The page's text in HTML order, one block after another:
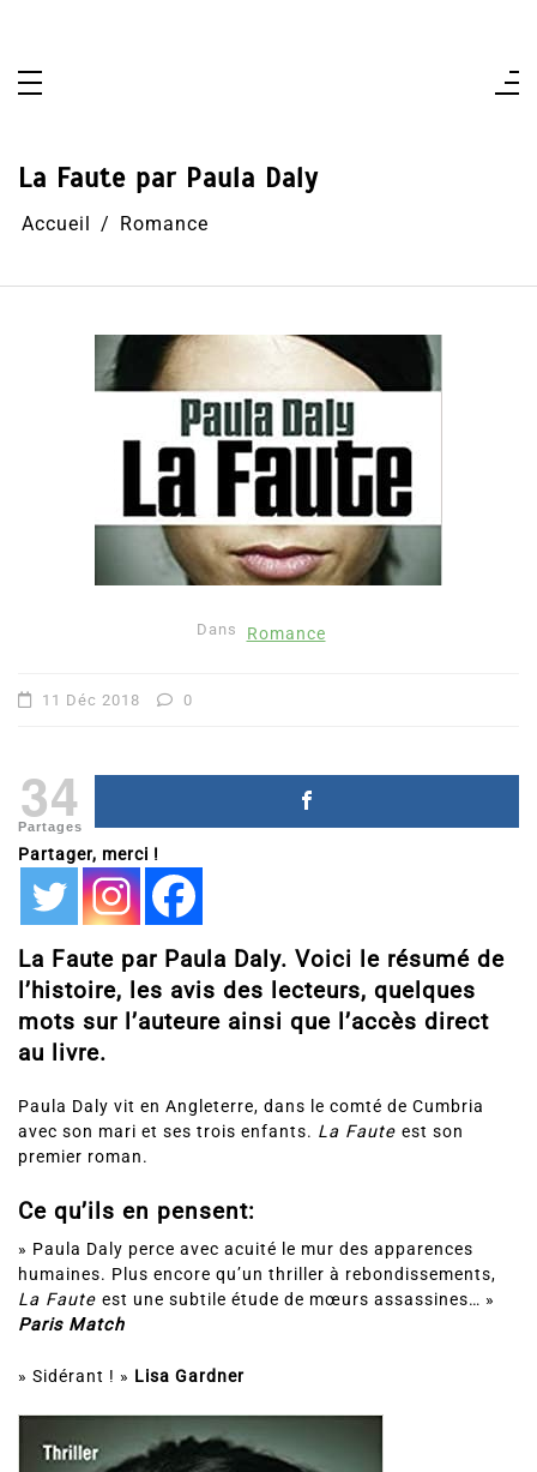
La Faute par Paula Daly
Accueil Romance
Dans Romance
11 Déc 2018 0
34
Partages
Partager, merci !
La Faute par Paula Daly. Voici le résumé de
l’histoire, les avis des lecteurs, quelques
mots sur l’auteure ainsi que l’accès direct
au livre.
Paula Daly vit en Angleterre, dans le comté de Cumbria
avec son mari et ses trois enfants. La Faute est son
premier roman.
Ce qu’ils en pensent:
» Paula Daly perce avec acuité le mur des apparences
humaines. Plus encore qu’un thriller à rebondissements,
La Faute est une subtile étude de mœurs assassines… »
Paris Match
» Sidérant ! » Lisa Gardner